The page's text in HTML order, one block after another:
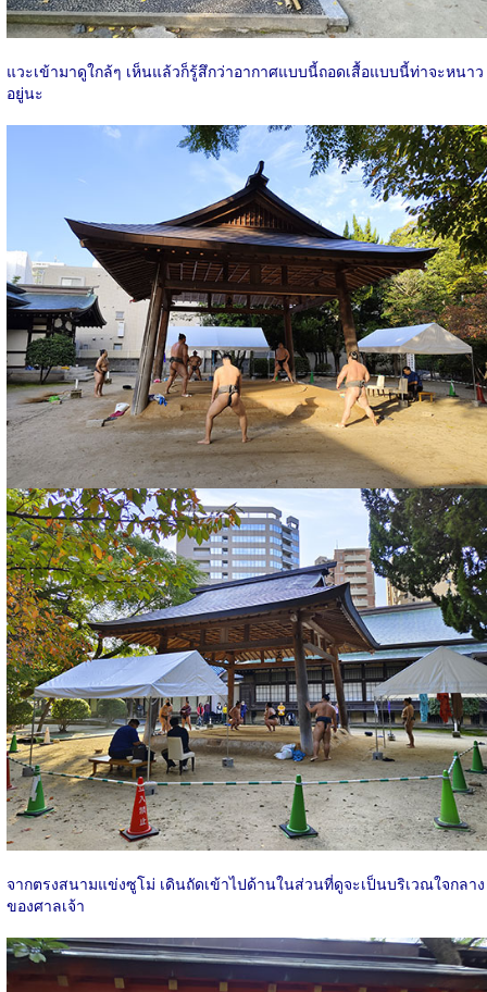
แวะเข้ามาดูใกล้ๆ เห็นแล้วก็รู้สึกว่าอากาศแบบนี้ถอดเสื้อแบบนี้ท่าจะหนาว
อยู่นะ
จากตรงสนามแข่งซูโม่ เดินถัดเข้าไปด้านในส่วนที่ดูจะเป็นบริเวณใจกลาง
ของศาลเจ้า